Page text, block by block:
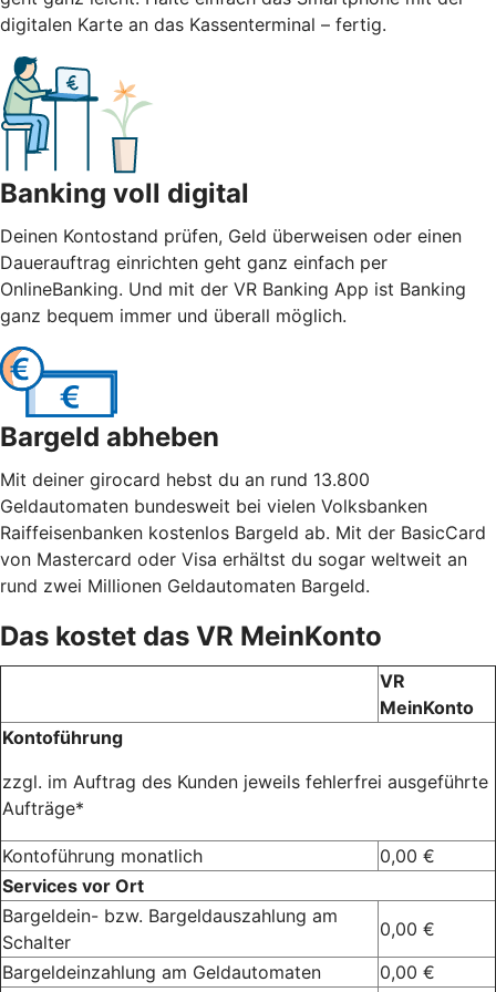
digitalen Karte an das Kassenterminal – fertig.
Banking voll digital
Deinen Kontostand prüfen, Geld überweisen oder einen
Dauerauftrag einrichten geht ganz einfach per
OnlineBanking. Und mit der VR Banking App ist Banking
ganz bequem immer und überall möglich.
Bargeld abheben
Mit deiner girocard hebst du an rund 13.800
Geldautomaten bundesweit bei vielen Volksbanken
Raiffeisenbanken kostenlos Bargeld ab. Mit der BasicCard
von Mastercard oder Visa erhältst du sogar weltweit an
rund zwei Millionen Geldautomaten Bargeld.
Das kostet das VR MeinKonto
VR
MeinKonto
Kontoführung
zzgl. im Auftrag des Kunden jeweils fehlerfrei ausgeführte
Aufträge*
Kontoführung monatlich
0,00 €
Services vor Ort
Bargeldein- bzw. Bargeldauszahlung am
Schalter
0,00 €
Bargeldeinzahlung am Geldautomaten
0,00 €